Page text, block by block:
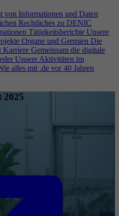
von Informationen und Daten
Rechtliches zu DENIC
Tätigkeitsberichte Unsere
Organe und Gremien Die
Karriere Gemeinsam die digitale
Unsere Aktivitäten im
alles mit .de vor 40 Jahren
2025